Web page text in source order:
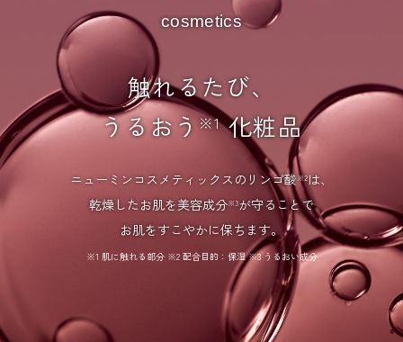
cosmetics
触れるたび、
うるおう※1化粧品
ニューミンコスメティックスのリンゴ酸※2は、
乾燥したお肌を美容成分※3が守ることで
お肌をすこやかに保ちます。
※1 肌に触れる部分 ※2 配合目的：保湿 ※3 うるおい成分